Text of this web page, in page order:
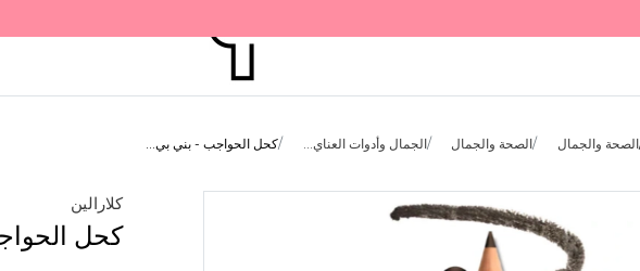
الصحة والجمال الصحة والجمال الجمال وأدوات العناي... كحل الحواجب - بني بي...
كلارالين
كحل